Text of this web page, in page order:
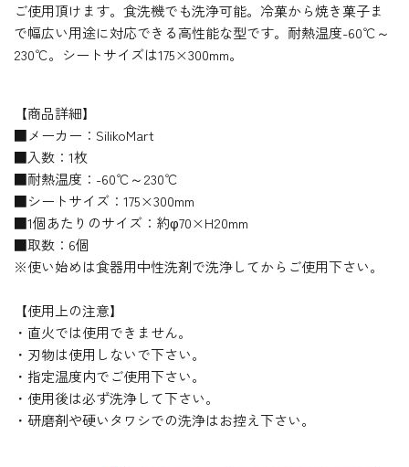
ご使用頂けます。食洗機でも洗浄可能。冷菓から焼き菓子ま
で幅広い用途に対応できる高性能な型です。耐熱温度-60℃～
230℃。シートサイズは175×300mm。
【商品詳細】
■メーカー：SilikoMart
■入数：1枚
■耐熱温度：-60℃～230℃
■シートサイズ：175×300mm
■1個あたりのサイズ：約φ70×H20mm
■取数：6個
※使い始めは食器用中性洗剤で洗浄してからご使用下さい。
【使用上の注意】
・直火では使用できません。
・刃物は使用しないで下さい。
・指定温度内でご使用下さい。
・使用後は必ず洗浄して下さい。
・研磨剤や硬いタワシでの洗浄はお控え下さい。